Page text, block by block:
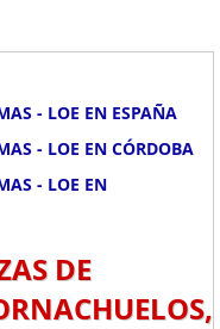
- LOE EN ESPAÑA
- LOE EN CÓRDOBA
- LOE EN
DE